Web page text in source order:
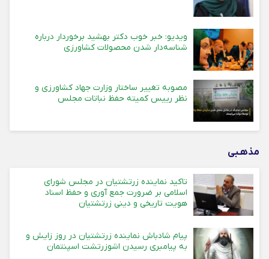
ویدیو: خبر خوب دکتر بهشید برخوردار درباره
شناسه‌دار شدن محصولات کشاورزی
مصوبه تغییر ساختار وزارت جهاد کشاورزی و
نظر رییس کمیته حفظ نباتات مجلس
مذهـبی
تاکید نماینده زرتشتیان در مجلس شورای
اسلامی بر ضرورت جمع آوری و حفظ اسناد
هویت تاریخی و دینی زرتشتیان
پیام شادباش نماینده زرتشتیان در روز زایش و
به پیامبری رسیدن اشوزرتشت اسپنتمان